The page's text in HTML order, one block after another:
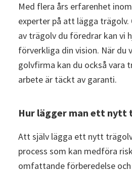
Med flera års erfarenhet
experter på att lägga
av trägolv du föredrar kan vi
förverkliga din vision. När du
golvfirma kan du också vara
arbete är täckt av garanti.
Hur lägger man ett nytt
Att själv lägga ett nytt
process som kan medföra
omfattande förberedelse